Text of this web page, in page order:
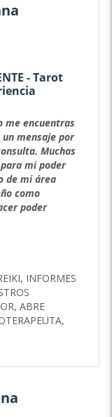
- Tarot
me encuentras
un mensaje por
Muchas
mi poder
de mi área
como
poder
INFORMES
ABRE